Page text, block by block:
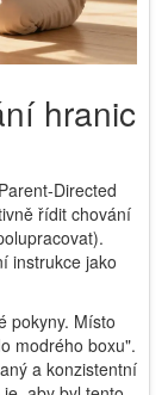
hranic
Parent-Directed
řídit chování
instrukce jako
pokyny. Místo
modrého boxu".
a konzistentní